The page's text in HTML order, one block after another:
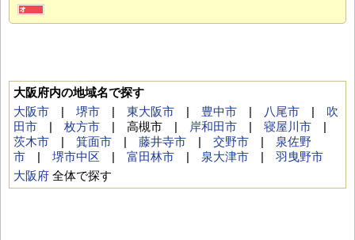
大阪府内の地域名で探す
大阪市 | 堺市 | 東大阪市 | 豊中市 | 八尾市 | 吹
田市 | 枚方市 | 高槻市 | 岸和田市 | 寝屋川市 |
茨木市 | 箕面市 | 藤井寺市 | 交野市 | 泉佐野
市 | 堺市中区 | 富田林市 | 泉大津市 | 羽曳野市
大阪府 全体で探す